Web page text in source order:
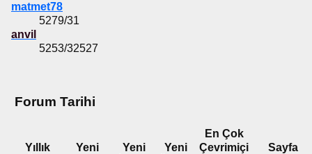
matmet78
5279/31
anvil
5253/32527
Forum Tarihi
Yıllık
Yeni
Yeni
Yeni
En Çok
Çevrimiçi
Sayfa